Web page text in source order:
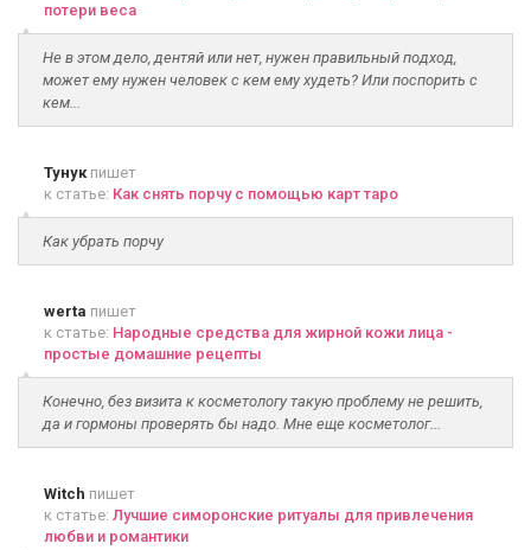
потери веса
Не в этом дело, дентяй или нет, нужен правильный подход,
может ему нужен человек с кем ему худеть? Или поспорить с
кем...
Тунукпишет
к статье: Как снять порчу с помощью карт таро
Как убрать порчу
werta пишет
к статье: Народные средства для жирной кожи лица -
простые домашние рецепты
Конечно, без визита к косметологу такую проблему не решить,
да и гормоны проверять бы надо. Мне еще косметолог...
Witch пишет
к статье: Лучшие симоронские ритуалы для привлечения
любви и романтики